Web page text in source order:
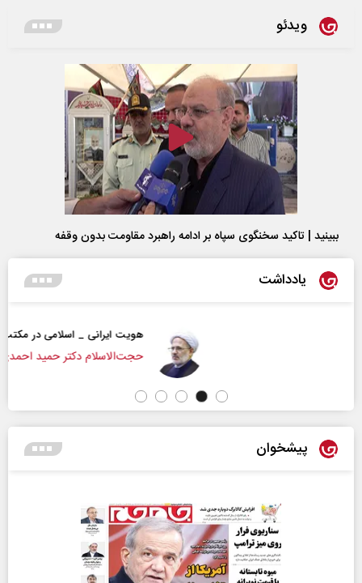
ویدئو
ببینید | تاکید سخنگوی سپاه بر ادامه راهبرد مقاومت بدون وقفه
یادداشت
هویت ایرانی _ اسلامی در مکتب امام شهید
حجت‌الاسلام دکتر حمید احمدی - نویسنده و پژوهشگر
پیشخوان